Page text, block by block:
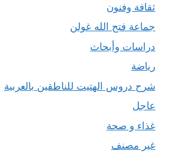
ثقافة وفنون
جماعة فتح الله غولن
دراسات وأبحاث
رياضة
شرح دروس الهتيت للناطقين بالعربية
عاجل
غذاء و صحة
غير مصنف